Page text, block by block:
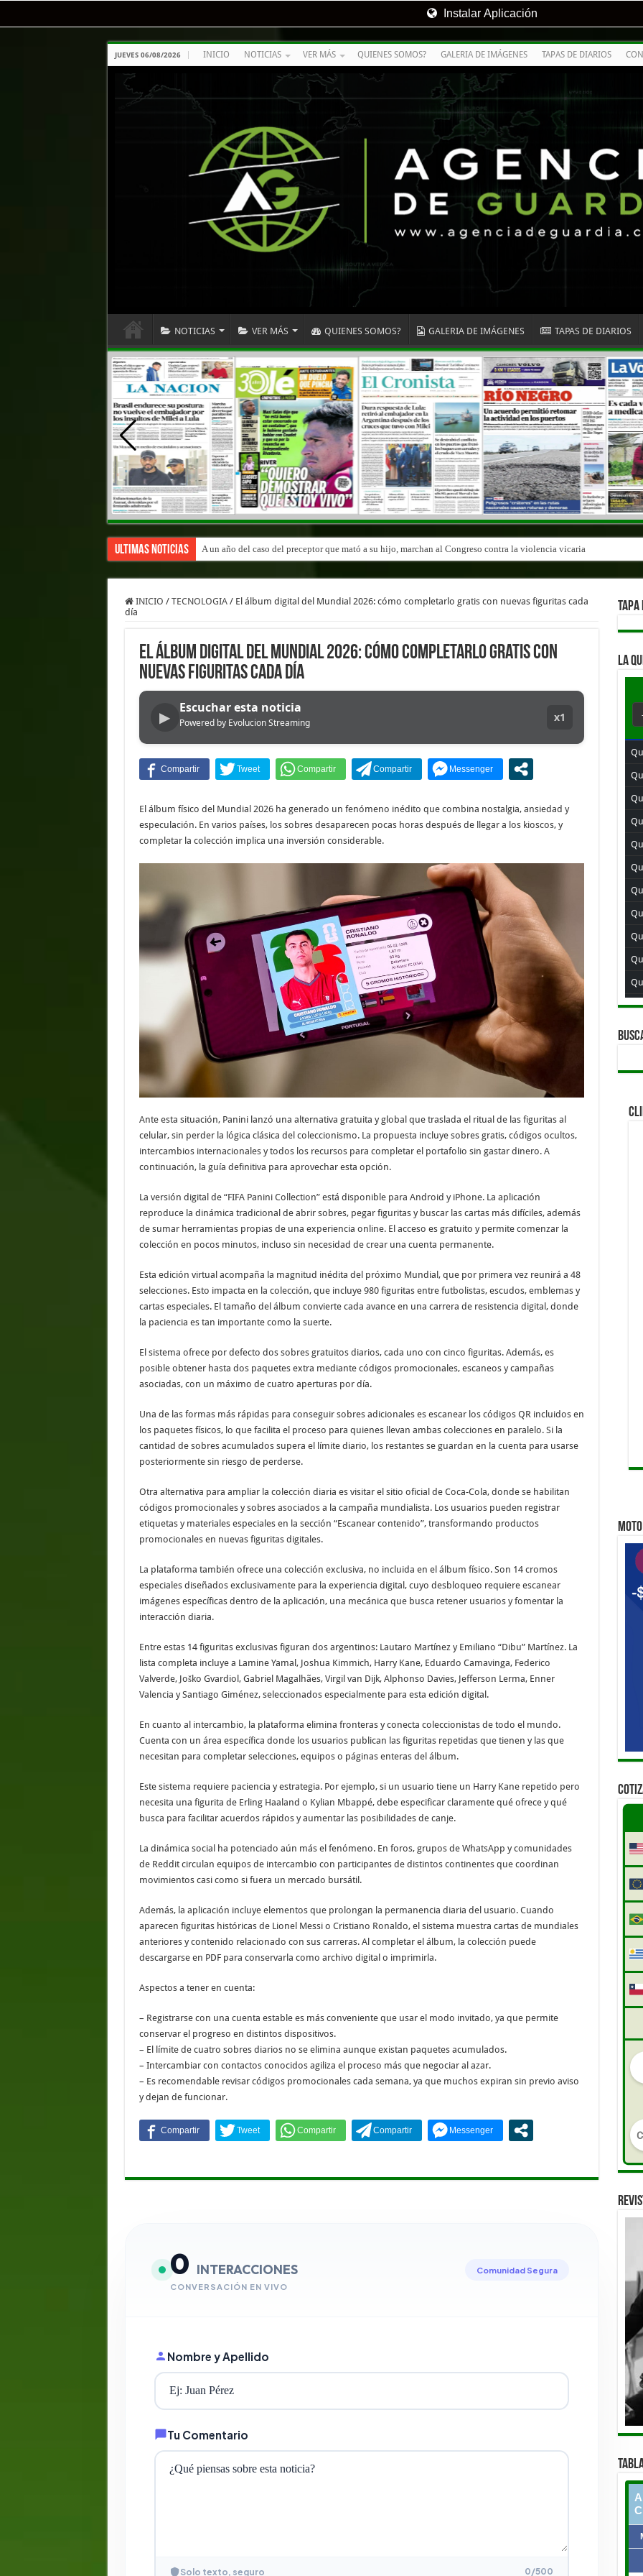
Instalar Aplicación
JUEVES 06/08/2026 INICIO NOTICIAS VER MÁS QUIENES SOMOS? GALERIA DE IMÁGENES TAPAS DE DIARIOS
NOTICIAS VER MÁS QUIENES SOMOS? GALERIA DE IMÁGENES TAPAS DE DIARIOS
Ultimas Noticias A un año del caso del preceptor que mató a su hijo, marchan al Congreso contra la violencia vicaria
INICIO / TECNOLOGIA / El álbum digital del Mundial 2026: cómo completarlo gratis con nuevas figuritas cada
día
El álbum digital del Mundial 2026: cómo completarlo gratis con
nuevas figuritas cada día
▶
Escuchar esta noticia
Powered by Evolucion Streaming x1
El álbum físico del Mundial 2026 ha generado un fenómeno inédito que combina nostalgia, ansiedad y
especulación. En varios países, los sobres desaparecen pocas horas después de llegar a los kioscos, y
completar la colección implica una inversión considerable.
Ante esta situación, Panini lanzó una alternativa gratuita y global que traslada el ritual de las figuritas al
celular, sin perder la lógica clásica del coleccionismo. La propuesta incluye sobres gratis, códigos ocultos,
intercambios internacionales y todos los recursos para completar el portafolio sin gastar dinero. A
continuación, la guía definitiva para aprovechar esta opción.
La versión digital de “FIFA Panini Collection” está disponible para Android y iPhone. La aplicación
reproduce la dinámica tradicional de abrir sobres, pegar figuritas y buscar las cartas más difíciles, además
de sumar herramientas propias de una experiencia online. El acceso es gratuito y permite comenzar la
colección en pocos minutos, incluso sin necesidad de crear una cuenta permanente.
Esta edición virtual acompaña la magnitud inédita del próximo Mundial, que por primera vez reunirá a 48
selecciones. Esto impacta en la colección, que incluye 980 figuritas entre futbolistas, escudos, emblemas y
cartas especiales. El tamaño del álbum convierte cada avance en una carrera de resistencia digital, donde
la paciencia es tan importante como la suerte.
El sistema ofrece por defecto dos sobres gratuitos diarios, cada uno con cinco figuritas. Además, es
posible obtener hasta dos paquetes extra mediante códigos promocionales, escaneos y campañas
asociadas, con un máximo de cuatro aperturas por día.
Una de las formas más rápidas para conseguir sobres adicionales es escanear los códigos QR incluidos en
los paquetes físicos, lo que facilita el proceso para quienes llevan ambas colecciones en paralelo. Si la
cantidad de sobres acumulados supera el límite diario, los restantes se guardan en la cuenta para usarse
posteriormente sin riesgo de perderse.
Otra alternativa para ampliar la colección diaria es visitar el sitio oficial de Coca-Cola, donde se habilitan
códigos promocionales y sobres asociados a la campaña mundialista. Los usuarios pueden registrar
etiquetas y materiales especiales en la sección “Escanear contenido”, transformando productos
promocionales en nuevas figuritas digitales.
La plataforma también ofrece una colección exclusiva, no incluida en el álbum físico. Son 14 cromos
especiales diseñados exclusivamente para la experiencia digital, cuyo desbloqueo requiere escanear
imágenes específicas dentro de la aplicación, una mecánica que busca retener usuarios y fomentar la
interacción diaria.
Entre estas 14 figuritas exclusivas figuran dos argentinos: Lautaro Martínez y Emiliano “Dibu” Martínez. La
lista completa incluye a Lamine Yamal, Joshua Kimmich, Harry Kane, Eduardo Camavinga, Federico
Valverde, Joško Gvardiol, Gabriel Magalhães, Virgil van Dijk, Alphonso Davies, Jefferson Lerma, Enner
Valencia y Santiago Giménez, seleccionados especialmente para esta edición digital.
En cuanto al intercambio, la plataforma elimina fronteras y conecta coleccionistas de todo el mundo.
Cuenta con un área específica donde los usuarios publican las figuritas repetidas que tienen y las que
necesitan para completar selecciones, equipos o páginas enteras del álbum.
Este sistema requiere paciencia y estrategia. Por ejemplo, si un usuario tiene un Harry Kane repetido pero
necesita una figurita de Erling Haaland o Kylian Mbappé, debe especificar claramente qué ofrece y qué
busca para facilitar acuerdos rápidos y aumentar las posibilidades de canje.
La dinámica social ha potenciado aún más el fenómeno. En foros, grupos de WhatsApp y comunidades
de Reddit circulan equipos de intercambio con participantes de distintos continentes que coordinan
movimientos casi como si fuera un mercado bursátil.
Además, la aplicación incluye elementos que prolongan la permanencia diaria del usuario. Cuando
aparecen figuritas históricas de Lionel Messi o Cristiano Ronaldo, el sistema muestra cartas de mundiales
anteriores y contenido relacionado con sus carreras. Al completar el álbum, la colección puede
descargarse en PDF para conservarla como archivo digital o imprimirla.
Aspectos a tener en cuenta:
– Registrarse con una cuenta estable es más conveniente que usar el modo invitado, ya que permite
conservar el progreso en distintos dispositivos.
– El límite de cuatro sobres diarios no se elimina aunque existan paquetes acumulados.
– Intercambiar con contactos conocidos agiliza el proceso más que negociar al azar.
– Es recomendable revisar códigos promocionales cada semana, ya que muchos expiran sin previo aviso
y dejan de funcionar.
0 INTERACCIONES
CONVERSACIÓN EN VIVO
Comunidad Segura
Nombre y Apellido
Tu Comentario
Solo texto, seguro 0/500
LA